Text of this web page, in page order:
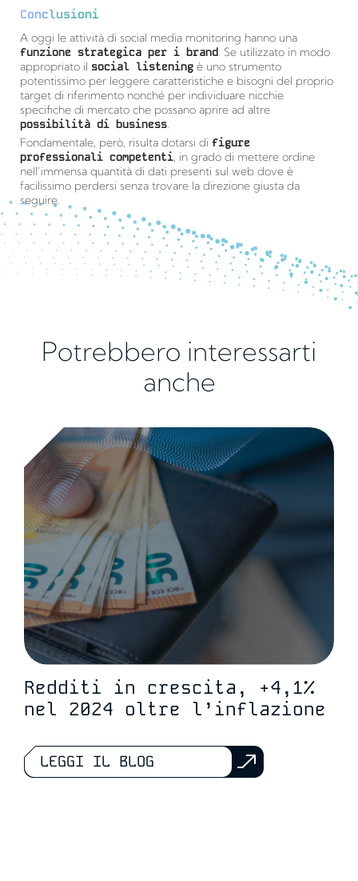
Conclusioni
A oggi le attività di social media monitoring hanno una
funzione strategica per i brand. Se utilizzato in modo
appropriato il social listening è uno strumento
potentissimo per leggere caratteristiche e bisogni del proprio
target di riferimento nonché per individuare nicchie
specifiche di mercato che possano aprire ad altre
possibilità di business.
Fondamentale, però, risulta dotarsi difigure
professionali competenti, in grado di mettere ordine
nell’immensa quantità di dati presenti sul web dove è
facilissimo perdersi senza trovare la direzione giusta da
seguire.
Potrebbero interessarti
anche
Redditi in crescita, +4,1%
nel 2024 oltre l’inflazione
LEGGI IL BLOG